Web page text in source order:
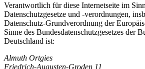
Verantwortlich für diese Internetseite im
Datenschutzgesetze und -verordnungen,
Datenschutz-Grundverordnung der
Sinne des Bundesdatenschutzgesetzes der
Deutschland ist:
Almuth Ortgies
Friedrich-Augusten-Groden 11